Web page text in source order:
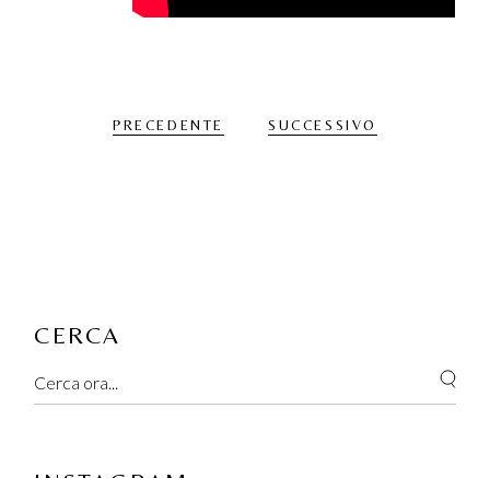
PRECEDENTE SUCCESSIVO
CERCA